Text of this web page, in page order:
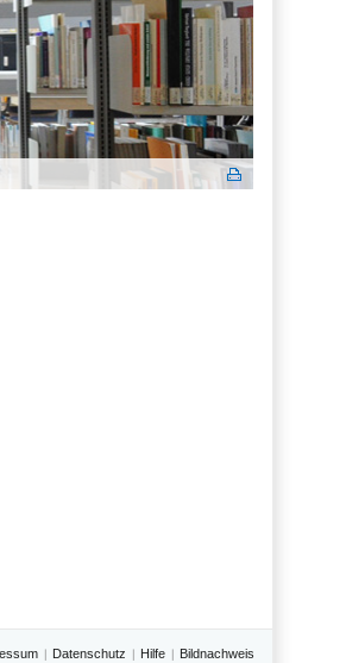
Datenschutz Hilfe Bildnachweis